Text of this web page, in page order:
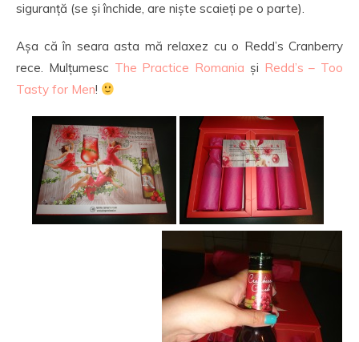
siguranță (se și închide, are niște scaieți pe o parte).
Așa că în seara asta mă relaxez cu o Redd’s Cranberry
rece. Mulțumesc The Practice Romania și Redd’s – Too
Tasty for Men!